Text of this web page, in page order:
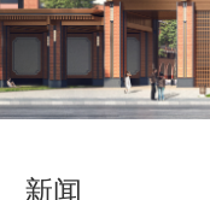
新闻